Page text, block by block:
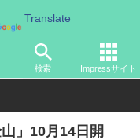
Translate
検索 Impressサイト
」10月14日開